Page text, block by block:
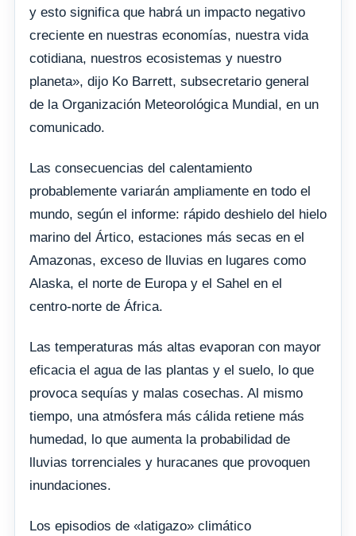
y esto significa que habrá un impacto negativo
creciente en nuestras economías, nuestra vida
cotidiana, nuestros ecosistemas y nuestro
planeta», dijo Ko Barrett, subsecretario general
de la Organización Meteorológica Mundial, en un
comunicado.
Las consecuencias del calentamiento
probablemente variarán ampliamente en todo el
mundo, según el informe: rápido deshielo del hielo
marino del Ártico, estaciones más secas en el
Amazonas, exceso de lluvias en lugares como
Alaska, el norte de Europa y el Sahel en el
centro-norte de África.
Las temperaturas más altas evaporan con mayor
eficacia el agua de las plantas y el suelo, lo que
provoca sequías y malas cosechas. Al mismo
tiempo, una atmósfera más cálida retiene más
humedad, lo que aumenta la probabilidad de
lluvias torrenciales y huracanes que provoquen
inundaciones.
Los episodios de «latigazo» climático